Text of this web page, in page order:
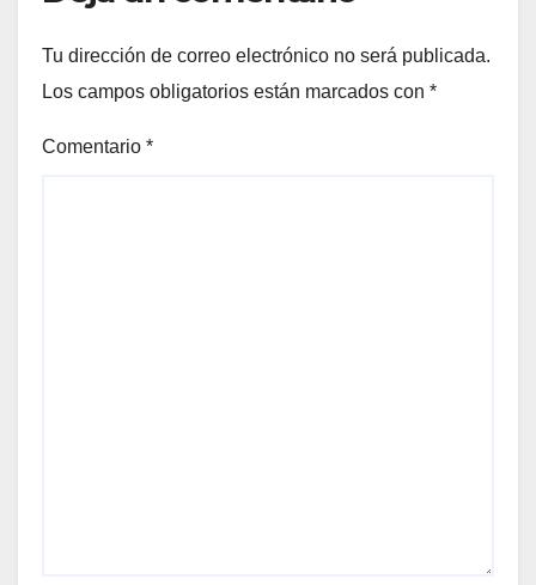
Tu dirección de correo electrónico no será publicada.
Los campos obligatorios están marcados con *
Comentario *